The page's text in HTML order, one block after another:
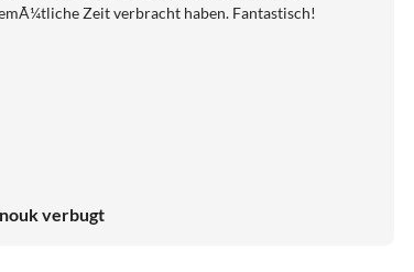
Zeit verbracht haben. Fantastisch!
verbugt